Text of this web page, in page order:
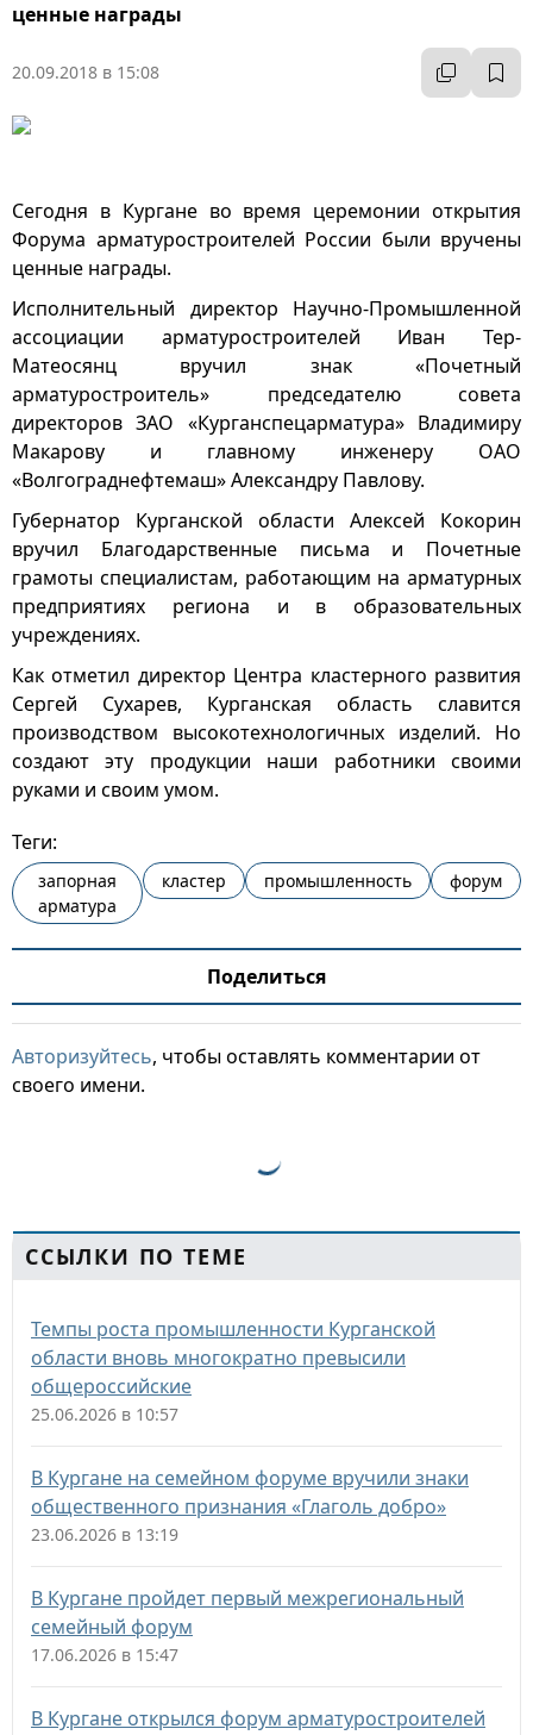
ценные награды
20.09.2018 в 15:08
Сегодня в Кургане во время церемонии открытия
Форума арматуростроителей России были вручены
ценные награды.
Исполнительный директор Научно-Промышленной
ассоциации арматуростроителей Иван Тер-
Матеосянц вручил знак «Почетный
арматуростроитель» председателю совета
директоров ЗАО «Курганспецарматура» Владимиру
Макарову и главному инженеру ОАО
«Волгограднефтемаш» Александру Павлову.
Губернатор Курганской области Алексей Кокорин
вручил Благодарственные письма и Почетные
грамоты специалистам, работающим на арматурных
предприятиях региона и в образовательных
учреждениях.
Как отметил директор Центра кластерного развития
Сергей Сухарев, Курганская область славится
производством высокотехнологичных изделий. Но
создают эту продукции наши работники своими
руками и своим умом.
Теги:
запорная
арматура
кластер промышленность форум
Поделиться
Авторизуйтесь, чтобы оставлять комментарии от
своего имени.
ССЫЛКИ ПО ТЕМЕ
Темпы роста промышленности Курганской
области вновь многократно превысили
общероссийские
25.06.2026 в 10:57
В Кургане на семейном форуме вручили знаки
общественного признания «Глаголь добро»
23.06.2026 в 13:19
В Кургане пройдет первый межрегиональный
семейный форум
17.06.2026 в 15:47
В Кургане открылся форум арматуростроителей